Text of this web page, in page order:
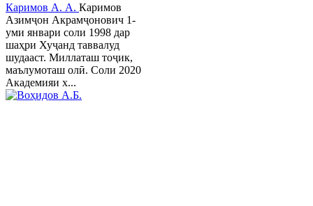
Каримов А. А. Каримов
Азимҷон Акрамҷонович 1-
уми январи соли 1998 дар
шаҳри Хуҷанд таввалуд
шудааст. Миллаташ тоҷик,
маълумоташ олӣ. Соли 2020
Академияи х...